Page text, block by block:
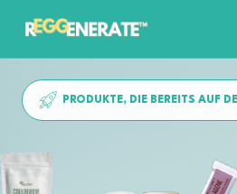
PRODUKTE, DIE BEREITS AUF